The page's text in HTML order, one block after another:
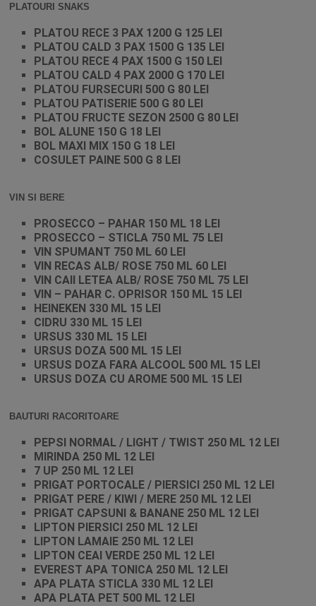
PLATOURI SNAKS
PLATOU RECE 3 PAX 1200 G 125 LEI
PLATOU CALD 3 PAX 1500 G 135 LEI
PLATOU RECE 4 PAX 1500 G 150 LEI
PLATOU CALD 4 PAX 2000 G 170 LEI
PLATOU FURSECURI 500 G 80 LEI
PLATOU PATISERIE 500 G 80 LEI
PLATOU FRUCTE SEZON 2500 G 80 LEI
BOL ALUNE 150 G 18 LEI
BOL MAXI MIX 150 G 18 LEI
COSULET PAINE 500 G 8 LEI
VIN SI BERE
PROSECCO – PAHAR 150 ML 18 LEI
PROSECCO – STICLA 750 ML 75 LEI
VIN SPUMANT 750 ML 60 LEI
VIN RECAS ALB/ ROSE 750 ML 60 LEI
VIN CAII LETEA ALB/ ROSE 750 ML 75 LEI
VIN – PAHAR C. OPRISOR 150 ML 15 LEI
HEINEKEN 330 ML 15 LEI
CIDRU 330 ML 15 LEI
URSUS 330 ML 15 LEI
URSUS DOZA 500 ML 15 LEI
URSUS DOZA FARA ALCOOL 500 ML 15 LEI
URSUS DOZA CU AROME 500 ML 15 LEI
BAUTURI RACORITOARE
PEPSI NORMAL / LIGHT / TWIST 250 ML 12 LEI
MIRINDA 250 ML 12 LEI
7 UP 250 ML 12 LEI
PRIGAT PORTOCALE / PIERSICI 250 ML 12 LEI
PRIGAT PERE / KIWI / MERE 250 ML 12 LEI
PRIGAT CAPSUNI & BANANE 250 ML 12 LEI
LIPTON PIERSICI 250 ML 12 LEI
LIPTON LAMAIE 250 ML 12 LEI
LIPTON CEAI VERDE 250 ML 12 LEI
EVEREST APA TONICA 250 ML 12 LEI
APA PLATA STICLA 330 ML 12 LEI
APA PLATA PET 500 ML 12 LEI